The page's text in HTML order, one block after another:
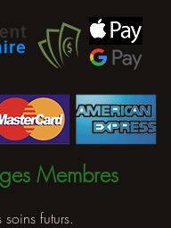
Membres
futurs.